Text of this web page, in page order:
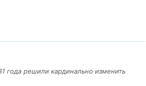
года решили кардинально изменить